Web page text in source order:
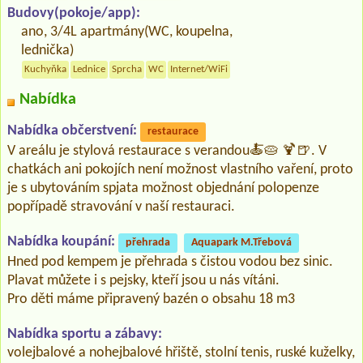
Budovy(pokoje/app):
ano, 3/4L apartmány(WC, koupelna,
lednička)
Kuchyňka Lednice Sprcha WC Internet/WiFi
Nabídka
Nabídka občerstvení: restaurace
V areálu je stylová restaurace s verandou🍝🥧 🍹🍺. V
chatkách ani pokojích není možnost vlastního vaření, proto
je s ubytováním spjata možnost objednání polopenze
popřípadě stravování v naší restauraci.
Nabídka koupání: přehrada Aquapark M.Třebová
Hned pod kempem je přehrada s čistou vodou bez sinic.
Plavat můžete i s pejsky, kteří jsou u nás vítáni.
Pro děti máme připravený bazén o obsahu 18 m3
Nabídka sportu a zábavy:
volejbalové a nohejbalové hřiště, stolní tenis, ruské kuželky,